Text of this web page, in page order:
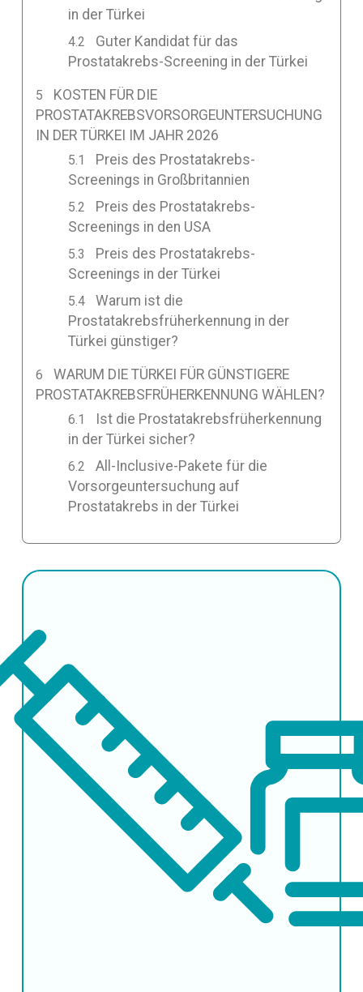
in der Türkei
Guter Kandidat für das
Prostatakrebs-Screening in der Türkei
KOSTEN FÜR DIE
PROSTATAKREBSVORSORGEUNTERSUCHUNG
IN DER TÜRKEI IM JAHR 2026
Preis des Prostatakrebs-
Screenings in Großbritannien
Preis des Prostatakrebs-
Screenings in den USA
Preis des Prostatakrebs-
Screenings in der Türkei
Warum ist die
Prostatakrebsfrüherkennung in der
Türkei günstiger?
WARUM DIE TÜRKEI FÜR GÜNSTIGERE
PROSTATAKREBSFRÜHERKENNUNG WÄHLEN?
Ist die Prostatakrebsfrüherkennung
in der Türkei sicher?
All-Inclusive-Pakete für die
Vorsorgeuntersuchung auf
Prostatakrebs in der Türkei